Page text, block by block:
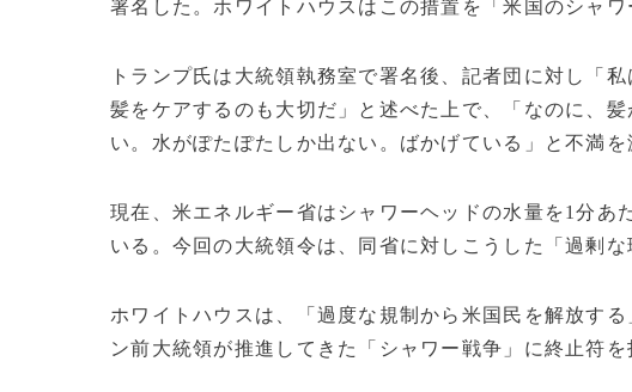
署名した。ホワイトハウスはこの措置を「米国のシャ
トランプ氏は大統領執務室で署名後、記者団に対し「
髪をケアするのも大切だ」と述べた上で、「なのに、
い。水がぽたぽたしか出ない。ばかげている」と不満を
現在、米エネルギー省はシャワーヘッドの水量を1分あ
いる。今回の大統領令は、同省に対しこうした「過剰
ホワイトハウスは、「過度な規制から米国民を解放す
ン前大統領が推進してきた「シャワー戦争」に終止符を